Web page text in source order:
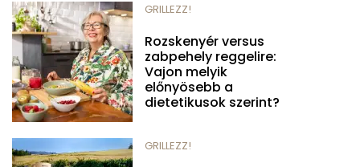
GRILLEZZ!
Rozskenyér versus
zabpehely reggelire:
Vajon melyik
előnyösebb a
dietetikusok szerint?
GRILLEZZ!